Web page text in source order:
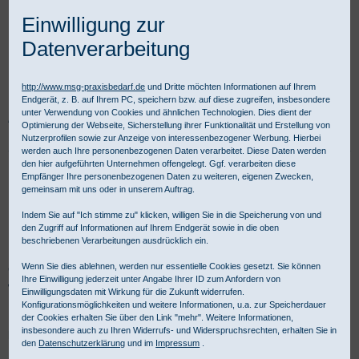
Praxisbedarf Shop Instrumente
Einmalinstrumente
Fuhrmann Einmalinstrumente
Ergänzungsinstrumente
Fuhrmann Einmal-
Ergänzungsinstrumente
Geld, denn recycelbare Instrumente sind nachweislich
wirtschaftlich. Jetzt bestellen! Für gewerbliche Kunden ist Kauf auf
Rechnung möglich.
Ergänzungsinstrumente - Produktübersicht:
Einwilligung zur
Datenverarbeitung
http://www.msg-praxisbedarf.de und Dritte möchten Informationen auf Ihrem
Endgerät, z. B. auf Ihrem PC, speichern bzw. auf diese zugreifen, insbesondere
unter Verwendung von Cookies und ähnlichen Technologien. Dies dient der
Optimierung der Webseite, Sicherstellung ihrer Funktionalität und Erstellung von
Nutzerprofilen sowie zur Anzeige von interessenbezogener Werbung. Hierbei
werden auch Ihre personenbezogenen Daten verarbeitet. Diese Daten werden
den hier aufgeführten Unternehmen offengelegt. Ggf. verarbeiten diese
Empfänger Ihre personenbezogenen Daten zu weiteren, eigenen Zwecken,
gemeinsam mit uns oder in unserem Auftrag.
Indem Sie auf "Ich stimme zu" klicken, willigen Sie in die Speicherung von und
den Zugriff auf Informationen auf Ihrem Endgerät sowie in die oben
beschriebenen Verarbeitungen ausdrücklich ein.
Wenn Sie dies ablehnen, werden nur essentielle Cookies gesetzt. Sie können
Ihre Einwilligung jederzeit unter Angabe Ihrer ID zum Anfordern von
Einwilligungsdaten mit Wirkung für die Zukunft widerrufen.
Konfigurationsmöglichkeiten und weitere Informationen, u.a. zur Speicherdauer
der Cookies erhalten Sie über den Link "mehr". Weitere Informationen,
insbesondere auch zu Ihren Widerrufs- und Widerspruchsrechten, erhalten Sie in
den Datenschutzerklärung und im Impressum